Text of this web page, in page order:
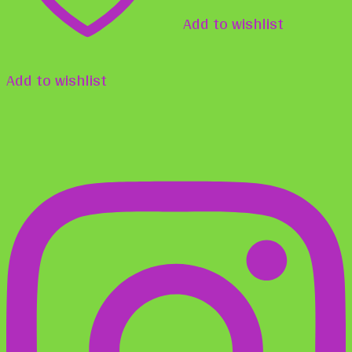
Add to wishlist
Add to wishlist